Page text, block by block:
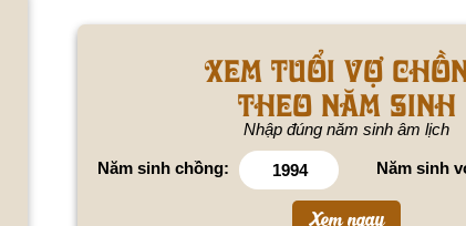
Xem tuổi vợ
theo năm sinh
Nhập đúng năm sinh âm lịch
Năm sinh chồng: Năm sinh